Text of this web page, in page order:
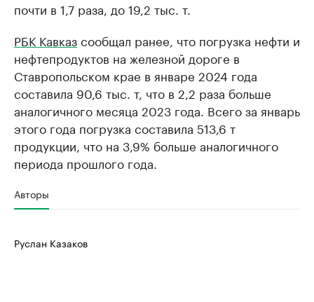
почти в 1,7 раза, до 19,2 тыс. т.
РБК Кавказсообщал ранее, что погрузка нефти и
нефтепродуктов на железной дороге в
Ставропольском крае в январе 2024 года
составила 90,6 тыс. т, что в 2,2 раза больше
аналогичного месяца 2023 года. Всего за январь
этого года погрузка составила 513,6 т
продукции, что на 3,9% больше аналогичного
периода прошлого года.
Авторы
Руслан Казаков